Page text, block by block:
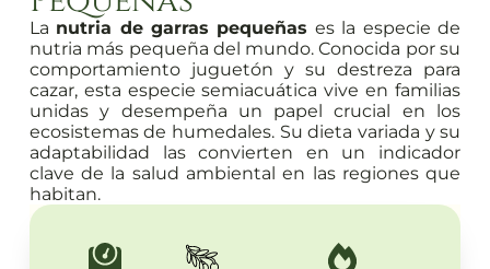
La nutria de garras pequeñas es la especie de
nutria más pequeña del mundo. Conocida por su
comportamiento juguetón y su destreza para
cazar, esta especie semiacuática vive en familias
unidas y desempeña un papel crucial en los
ecosistemas de humedales. Su dieta variada y su
adaptabilidad las convierten en un indicador
clave de la salud ambiental en las regiones que
habitan.